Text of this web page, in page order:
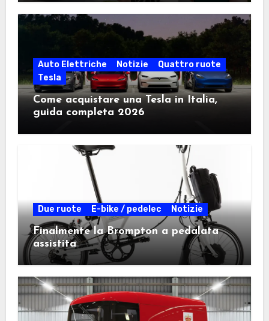
Auto Elettriche Notizie
Quattro ruote
Tesla
Come acquistare una Tesla in Italia,
guida completa 2026
Due ruote E-bike / pedelec Notizie
Finalmente la Brompton a pedalata
assistita